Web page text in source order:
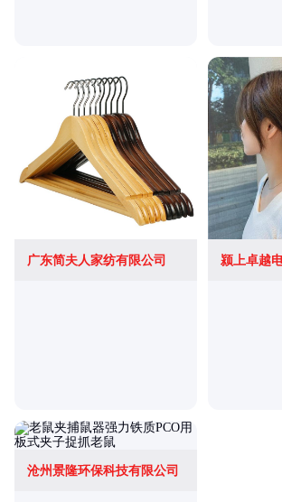
广东简夫人家纺有限公司 颍上卓越
沧州景隆环保科技有限公司